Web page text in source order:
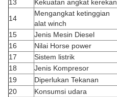
13
Kekuatan angkat kerekan
14
Mengangkat ketinggian
alat winch
15
Jenis Mesin Diesel
16
Nilai Horse power
17
Sistem listrik
18
Jenis Kompresor
19
Diperlukan Tekanan
20
Konsumsi udara